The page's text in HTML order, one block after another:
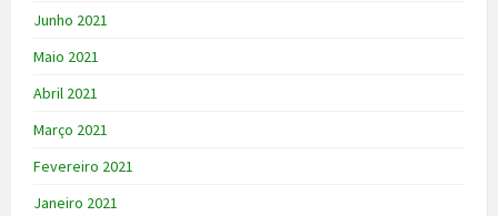
Junho 2021
Maio 2021
Abril 2021
Março 2021
Fevereiro 2021
Janeiro 2021